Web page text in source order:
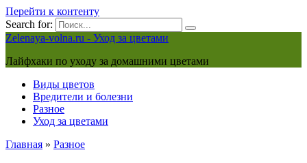
Перейти к контенту
Search for:
Zelenaya-volna.ru - Уход за цветами
Лайфхаки по уходу за домашними цветами
Виды цветов
Вредители и болезни
Разное
Уход за цветами
Главная » Разное